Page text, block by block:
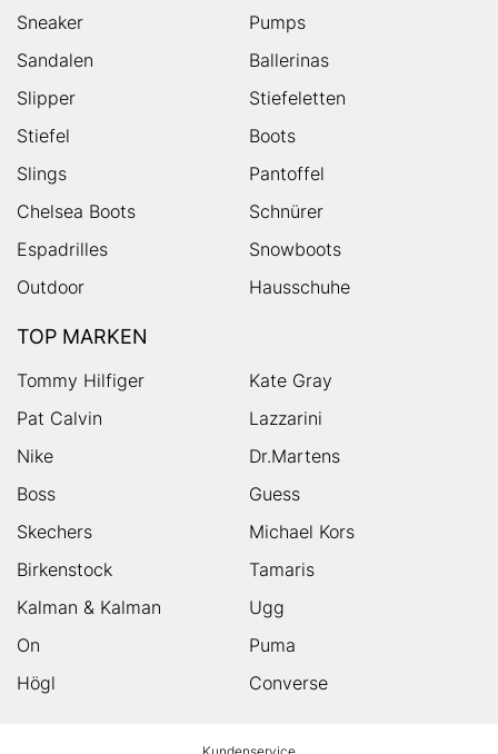
Sneaker
Pumps
Sandalen
Ballerinas
Slipper
Stiefeletten
Stiefel
Boots
Slings
Pantoffel
Chelsea Boots
Schnürer
Espadrilles
Snowboots
Outdoor
Hausschuhe
TOP MARKEN
Tommy Hilfiger
Kate Gray
Pat Calvin
Lazzarini
Nike
Dr.Martens
Boss
Guess
Skechers
Michael Kors
Birkenstock
Tamaris
Kalman & Kalman
Ugg
On
Puma
Högl
Converse